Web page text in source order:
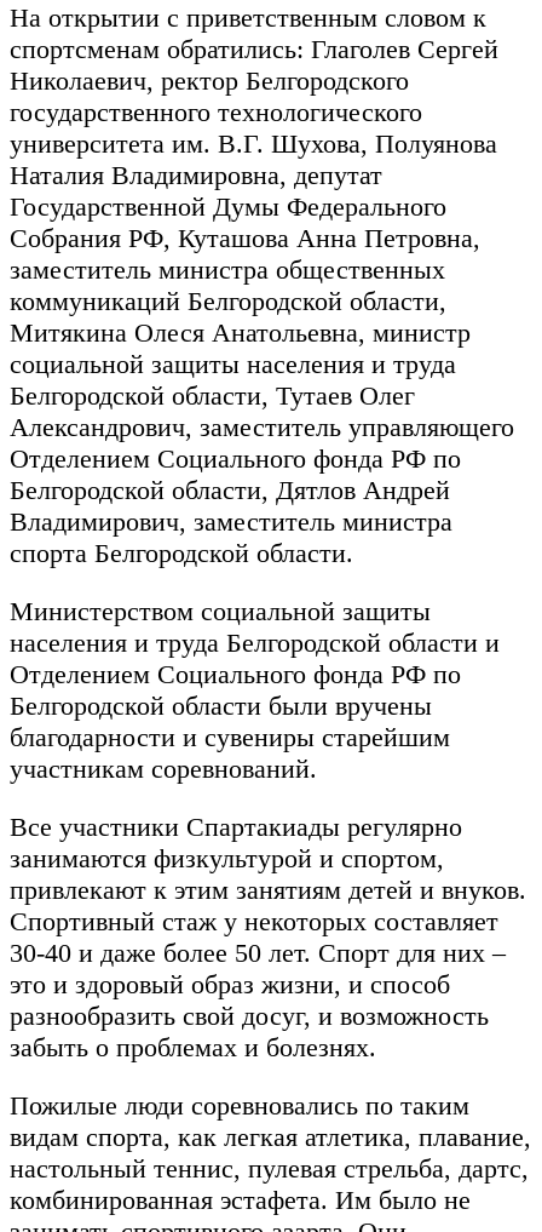
На открытии с приветственным словом к
спортсменам обратились: Глаголев Сергей
Николаевич, ректор Белгородского
государственного технологического
университета им. В.Г. Шухова, Полуянова
Наталия Владимировна, депутат
Государственной Думы Федерального
Собрания РФ, Куташова Анна Петровна,
заместитель министра общественных
коммуникаций Белгородской области,
Митякина Олеся Анатольевна, министр
социальной защиты населения и труда
Белгородской области, Тутаев Олег
Александрович, заместитель управляющего
Отделением Социального фонда РФ по
Белгородской области, Дятлов Андрей
Владимирович, заместитель министра
спорта Белгородской области.
Министерством социальной защиты
населения и труда Белгородской области и
Отделением Социального фонда РФ по
Белгородской области были вручены
благодарности и сувениры старейшим
участникам соревнований.
Все участники Спартакиады регулярно
занимаются физкультурой и спортом,
привлекают к этим занятиям детей и внуков.
Спортивный стаж у некоторых составляет
30-40 и даже более 50 лет. Спорт для них –
это и здоровый образ жизни, и способ
разнообразить свой досуг, и возможность
забыть о проблемах и болезнях.
Пожилые люди соревновались по таким
видам спорта, как легкая атлетика, плавание,
настольный теннис, пулевая стрельба, дартс,
комбинированная эстафета. Им было не